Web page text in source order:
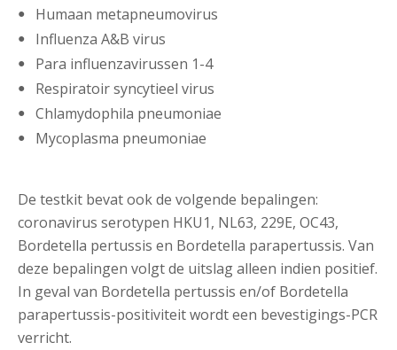
Humaan metapneumovirus
Influenza A&B virus
Para influenzavirussen 1-4
Respiratoir syncytieel virus
Chlamydophila pneumoniae
Mycoplasma pneumoniae
De testkit bevat ook de volgende bepalingen:
coronavirus serotypen HKU1, NL63, 229E, OC43,
Bordetella pertussis en Bordetella parapertussis. Van
deze bepalingen volgt de uitslag alleen indien positief.
In geval van Bordetella pertussis en/of Bordetella
parapertussis-positiviteit wordt een bevestigings-PCR
verricht.